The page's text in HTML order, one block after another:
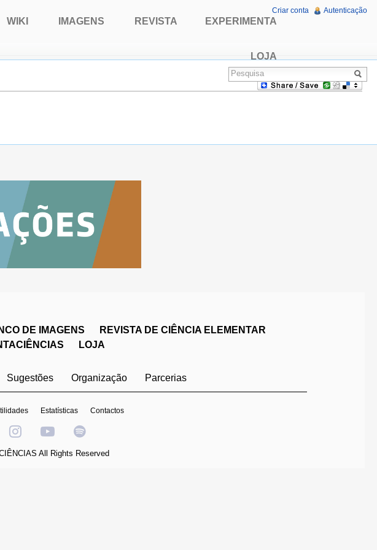
WIKI IMAGENS REVISTA EXPERIMENTA
LOJA
Criar conta Autenticação
DE IMAGENS
REVISTA DE CIÊNCIA ELEMENTAR
LOJA
Sugestões Organização Parcerias
Estatísticas Contactos
All Rights Reserved